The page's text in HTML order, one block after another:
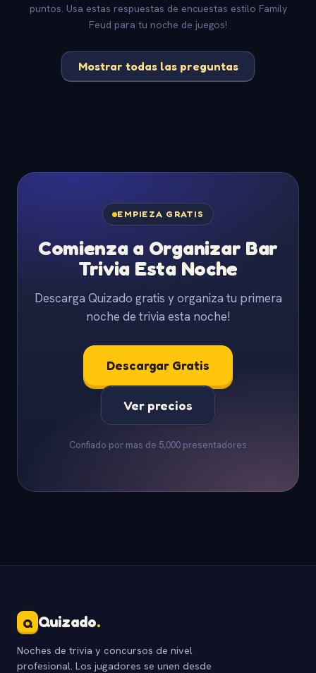
puntos. Usa estas respuestas de encuestas estilo Family
Feud para tu noche de juegos!
Mostrar todas las preguntas
EMPIEZA GRATIS
Comienza a Organizar Bar
Trivia Esta Noche
Descarga Quizado gratis y organiza tu primera
noche de trivia esta noche!
Descargar Gratis
Ver precios
Confiado por mas de 5,000 presentadores
Q Quizado.
Noches de trivia y concursos de nivel
profesional. Los jugadores se unen desde